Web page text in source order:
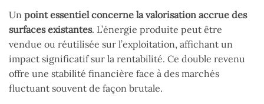
Un point essentiel concerne la valorisation accrue des
surfaces existantes. L’énergie produite peut être
vendue ou réutilisée sur l’exploitation, affichant un
impact significatif sur la rentabilité. Ce double revenu
offre une stabilité financière face à des marchés
fluctuant souvent de façon brutale.